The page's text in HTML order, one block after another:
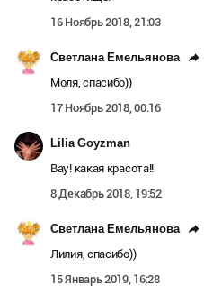
16 Ноябрь 2018, 21:03
Светлана Емельянова
Моля, спасибо))
17 Ноябрь 2018, 00:16
Lilia Goyzman
Вау! какая красота!!
8 Декабрь 2018, 19:52
Светлана Емельянова
Лилия, спасибо))
15 Январь 2019, 16:28